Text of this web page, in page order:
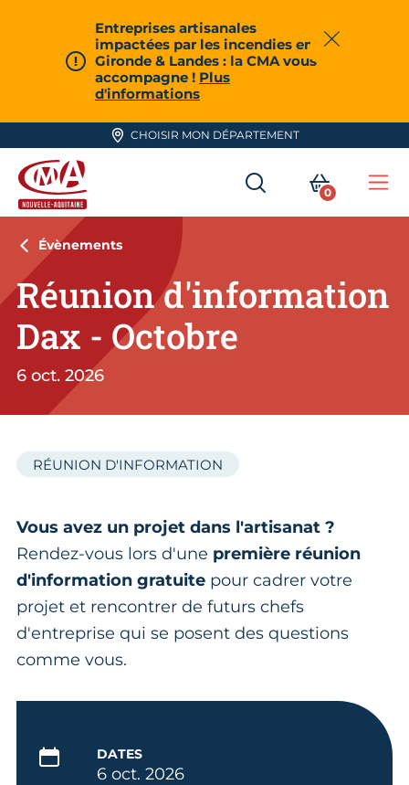
Entreprises artisanales
impactées par les incendies en
Gironde & Landes : la CMA vous
accompagne ! Plus
d'informations
Fermer
CHOISIR MON DÉPARTEMENT
CMA Nouvelle-Aquitaine
RECHERCHER
MON
0
Évènements
Réunion d'information
Dax - Octobre
6 oct. 2026
RÉUNION D'INFORMATION
Vous avez un projet dans l'artisanat ?
Rendez-vous lors d'une première réunion
d'information gratuite pour cadrer votre
projet et rencontrer de futurs chefs
d'entreprise qui se posent des questions
comme vous.
DATES
6 oct. 2026